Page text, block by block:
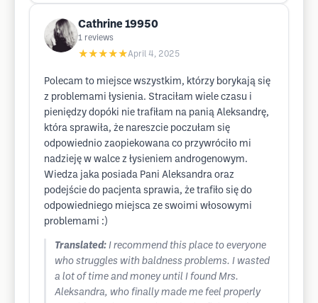
Cathrine 19950
1 reviews
★★★★★April 4, 2025
Polecam to miejsce wszystkim, którzy borykają się
z problemami łysienia. Straciłam wiele czasu i
pieniędzy dopóki nie trafiłam na panią Aleksandrę,
która sprawiła, że nareszcie poczułam się
odpowiednio zaopiekowana co przywróciło mi
nadzieję w walce z łysieniem androgenowym.
Wiedza jaka posiada Pani Aleksandra oraz
podejście do pacjenta sprawia, że trafiło się do
odpowiedniego miejsca ze swoimi włosowymi
problemami :)
Translated: I recommend this place to everyone
who struggles with baldness problems. I wasted
a lot of time and money until I found Mrs.
Aleksandra, who finally made me feel properly